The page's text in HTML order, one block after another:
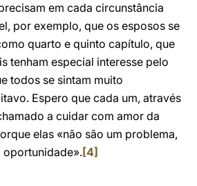
em cada circunstância
por exemplo, que os esposos se
quarto e quinto capítulo, que
tenham especial interesse pelo
todos se sintam muito
Espero que cada um, através
a cuidar com amor da
elas «não são um problema,
oportunidade».[4]